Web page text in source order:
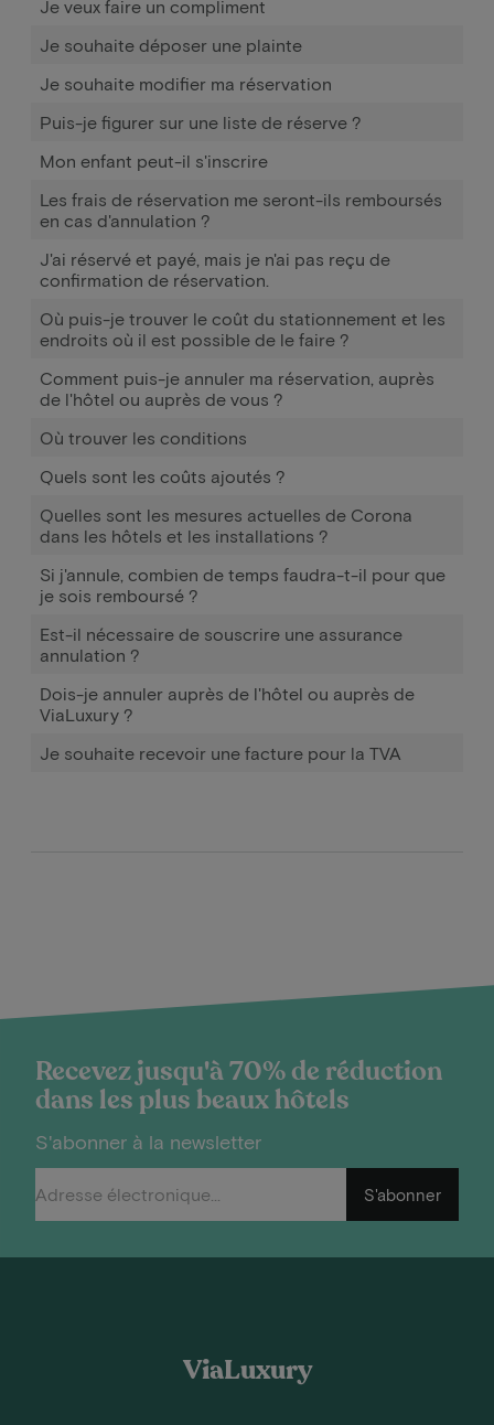
Je veux faire un compliment
Je souhaite déposer une plainte
Je souhaite modifier ma réservation
Puis-je figurer sur une liste de réserve ?
Mon enfant peut-il s'inscrire
Les frais de réservation me seront-ils remboursés
en cas d'annulation ?
J'ai réservé et payé, mais je n'ai pas reçu de
confirmation de réservation.
Où puis-je trouver le coût du stationnement et les
endroits où il est possible de le faire ?
Comment puis-je annuler ma réservation, auprès
de l'hôtel ou auprès de vous ?
Où trouver les conditions
Quels sont les coûts ajoutés ?
Quelles sont les mesures actuelles de Corona
dans les hôtels et les installations ?
Si j'annule, combien de temps faudra-t-il pour que
je sois remboursé ?
Est-il nécessaire de souscrire une assurance
annulation ?
Dois-je annuler auprès de l'hôtel ou auprès de
ViaLuxury ?
Je souhaite recevoir une facture pour la TVA
Recevez jusqu'à 70% de réduction
dans les plus beaux hôtels
S'abonner à la newsletter
S'abonner
ViaLuxury